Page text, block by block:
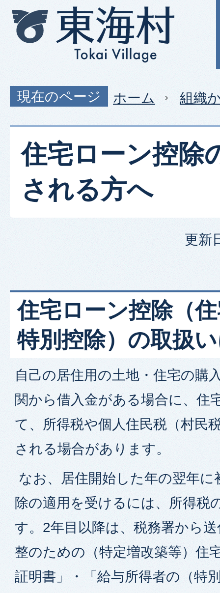
現在のページ ホーム 組織
住宅ローン控除
される方へ
更新
住宅ローン控除（
特別控除）の取扱
自己の居住用の土地・住宅の購
関から借入金がある場合に、住
て、所得税や個人住民税（村民
される場合があります。
なお、居住開始した年の翌年に
除の適用を受けるには、所得税
す。2年目以降は、税務署から
整のための（特定増改築等）住
証明書」・「給与所得者の（特